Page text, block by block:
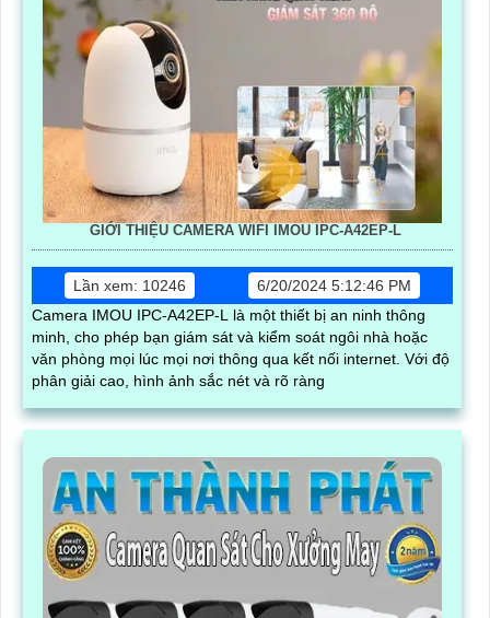
GIỚI THIỆU CAMERA WIFI IMOU IPC-A42EP-L
Lần xem: 10246
6/20/2024 5:12:46 PM
Camera IMOU IPC-A42EP-L là một thiết bị an ninh thông
minh, cho phép bạn giám sát và kiểm soát ngôi nhà hoặc
văn phòng mọi lúc mọi nơi thông qua kết nối internet. Với độ
phân giải cao, hình ảnh sắc nét và rõ ràng